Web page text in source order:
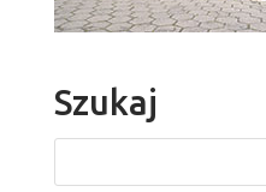
Szukaj